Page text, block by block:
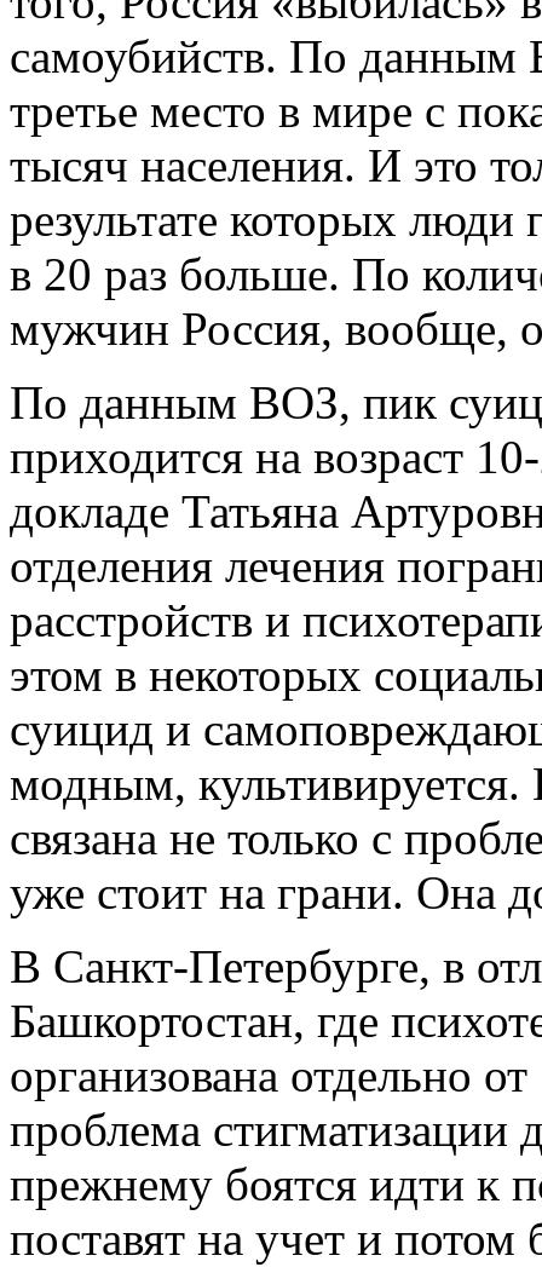
самоубийств. По данным
третье место в мире с
тысяч населения. И это
результате которых
в 20 раз больше. По
мужчин Россия, вообще,
По данным ВОЗ, пик
приходится на возраст
докладе Татьяна
отделения лечения
расстройств и
этом в некоторых
суицид и
модным,
связана не только с
уже стоит на грани. Она
В Санкт-Петербурге, в
Башкортостан, где
организована отдельно
проблема
прежнему боятся идти к
поставят на учет и